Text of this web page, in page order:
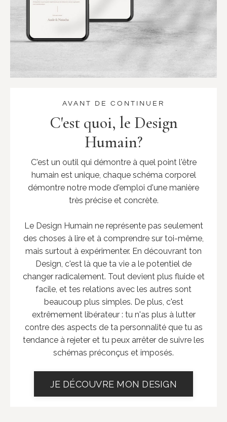
AVANT DE CONTINUER
C'est quoi, le Design
Humain?
C'est un outil qui démontre à quel point l'être
humain est unique, chaque schéma corporel
démontre notre mode d'emploi d'une manière
très précise et concrète.
Le Design Humain ne représente pas seulement
des choses à lire et à comprendre sur toi-même,
mais surtout à expérimenter. En découvrant ton
Design, c'est là que ta vie a le potentiel de
changer radicalement. Tout devient plus fluide et
facile, et tes relations avec les autres sont
beaucoup plus simples. De plus, c'est
extrêmement libérateur : tu n'as plus à lutter
contre des aspects de ta personnalité que tu as
tendance à rejeter et tu peux arrêter de suivre les
schémas préconçus et imposés.
JE DÉCOUVRE MON DESIGN